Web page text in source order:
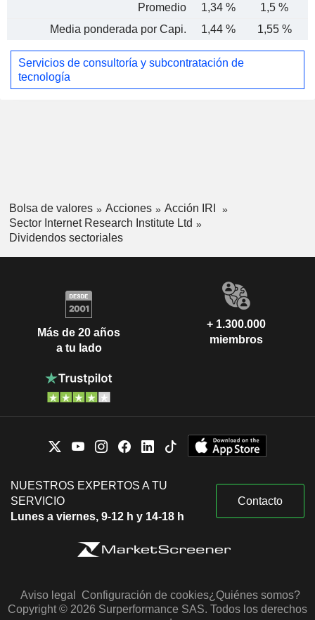
Promedio
1,34 % 1,5 %
Media ponderada por Capi.
1,44 % 1,55 %
Servicios de consultoría y subcontratación de
tecnología
Bolsa de valores Acciones
Acción IRI
Sector Internet Research Institute Ltd
Dividendos sectoriales
Más de 20 años
a tu lado
+ 1.300.000
miembros
NUESTROS EXPERTOS A TU
SERVICIO
Lunes a viernes, 9-12 h y 14-18 h
Contacto
Aviso legal Configuración de cookies¿Quiénes somos?
Copyright © 2026 Surperformance SAS. Todos los derechos